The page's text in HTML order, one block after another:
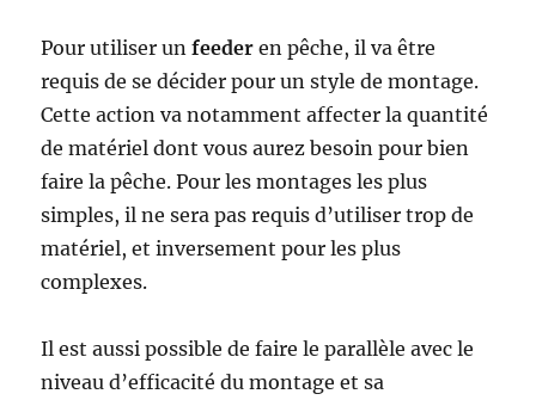
Pour utiliser unfeeder en pêche, il va être
requis de se décider pour un style de montage.
Cette action va notamment affecter la quantité
de matériel dont vous aurez besoin pour bien
faire la pêche. Pour les montages les plus
simples, il ne sera pas requis d’utiliser trop de
matériel, et inversement pour les plus
complexes.
Il est aussi possible de faire le parallèle avec le
niveau d’efficacité du montage et sa